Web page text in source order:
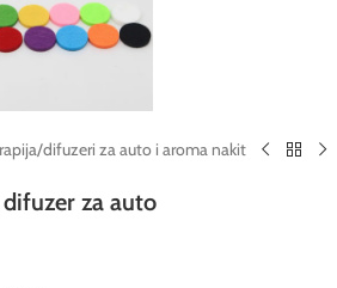
/difuzeri za auto i aroma nakit
za auto